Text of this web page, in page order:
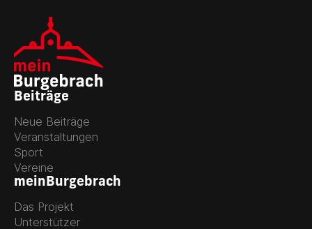
Beiträge
Neue Beiträge
Veranstaltungen
Sport
Vereine
meinBurgebrach
Das Projekt
Unterstützer